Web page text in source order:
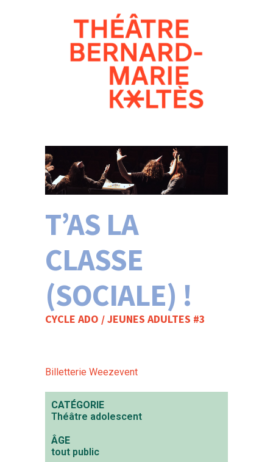
T’AS LA
CLASSE
(SOCIALE) !
CYCLE ADO / JEUNES ADULTES #3
CATÉGORIE
Théâtre adolescent
ÂGE
tout public
Billetterie Weezevent